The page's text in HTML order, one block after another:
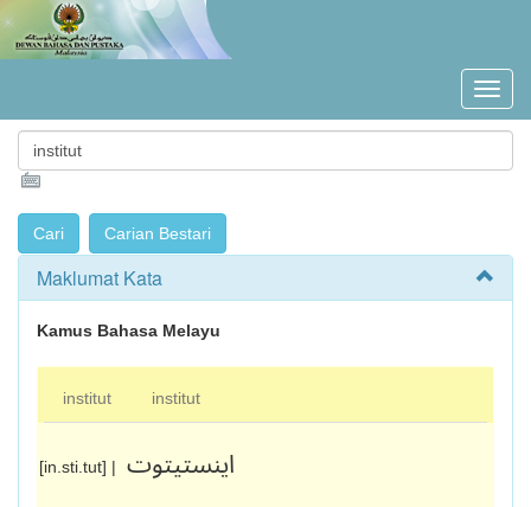
Maklumat Kata
Kamus Bahasa Melayu
institut institut
[in.sti.tut] | اينستيتوت